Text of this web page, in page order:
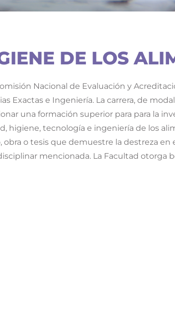
DE LOS
Nacional de Evaluación y
Exactas e Ingeniería. La carrera, de
una formación superior para para la
higiene, tecnología e ingeniería de los
o tesis que demuestre la destreza en
mencionada. La Facultad otorga